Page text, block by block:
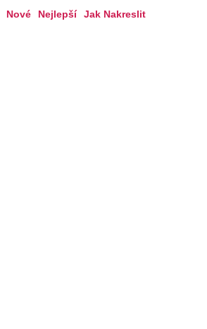
Nové Nejlepší Jak Nakreslit